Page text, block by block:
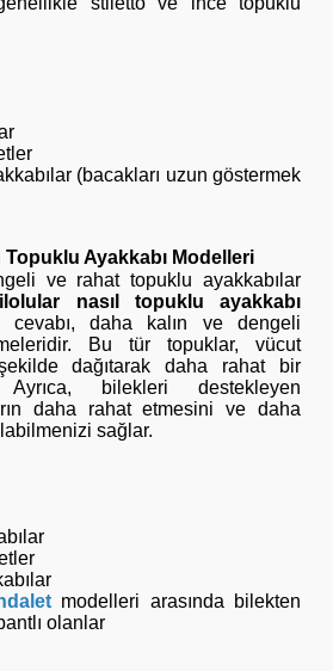
(bacakları uzun göstermek
Topuklu Ayakkabı Modelleri
ve rahat topuklu ayakkabılar
nasıl topuklu ayakkabı
daha kalın ve dengeli
Bu tür topuklar, vücut
dağıtarak daha rahat bir
bilekleri destekleyen
daha rahat etmesini ve daha
sağlar.
modelleri arasında bilekten
olanlar